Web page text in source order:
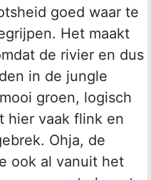
goed waar te
Het maakt
de rivier en dus
in de jungle
groen, logisch
hier vaak flink en
Ohja, de
ook al vanuit het